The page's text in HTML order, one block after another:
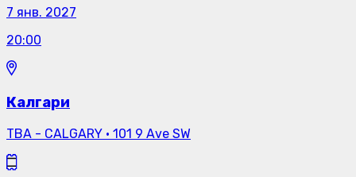
7 янв. 2027
20:00
Калгари
TBA - CALGARY · 101 9 Ave SW